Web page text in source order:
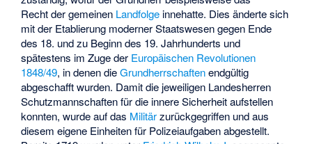
Recht der gemeinen Landfolge innehatte. Dies änderte sich
mit der Etablierung moderner Staatswesen gegen Ende
des 18. und zu Beginn des 19. Jahrhunderts und
spätestens im Zuge der Europäischen Revolutionen
1848/49, in denen dieGrundherrschaftenendgültig
abgeschafft wurden. Damit die jeweiligen Landesherren
Schutzmannschaften für die innere Sicherheit aufstellen
konnten, wurde auf das Militärzurückgegriffen und aus
diesem eigene Einheiten für Polizeiaufgaben abgestellt.